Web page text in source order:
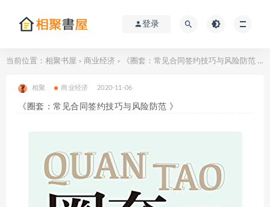
登录
当前位置： 相聚书屋 > 商业经济 > 《圈套：常见合同签约技巧与风险防范 》
相聚 商业经济 2020-11-06
《圈套：常见合同签约技巧与风险防范 》